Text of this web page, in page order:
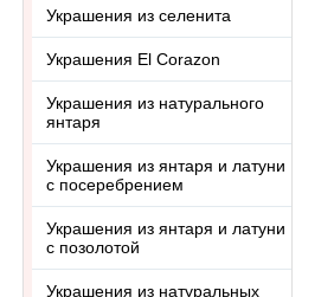
Украшения из селенита
Украшения El Corazon
Украшения из натурального
янтаря
Украшения из янтаря и латуни
с посеребрением
Украшения из янтаря и латуни
с позолотой
Украшения из натуральных